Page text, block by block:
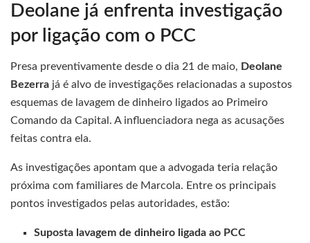
Deolane já enfrenta investigação
por ligação com o PCC
Presa preventivamente desde o dia 21 de maio, Deolane
Bezerra já é alvo de investigações relacionadas a supostos
esquemas de lavagem de dinheiro ligados ao Primeiro
Comando da Capital. A influenciadora nega as acusações
feitas contra ela.
As investigações apontam que a advogada teria relação
próxima com familiares de Marcola. Entre os principais
pontos investigados pelas autoridades, estão:
Suposta lavagem de dinheiro ligada ao PCC